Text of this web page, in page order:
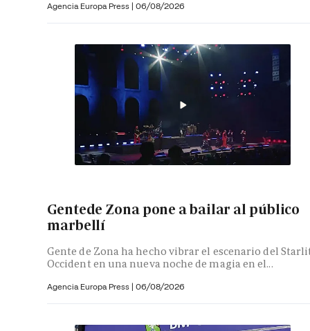
Agencia Europa Press | 06/08/2026
Gentede Zona pone a bailar al público
marbellí
Gente de Zona ha hecho vibrar el escenario del
Occident en una nueva noche de magia en el...
Agencia Europa Press | 06/08/2026